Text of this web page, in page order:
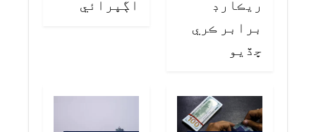
ريڪارڊ
برابر ڪري
ڇڏيو
اڳڀرائي